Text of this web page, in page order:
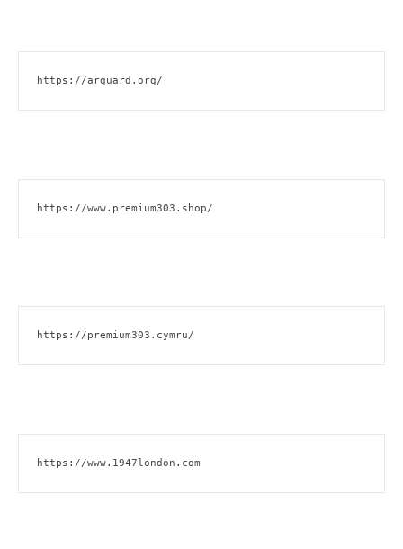
https://arguard.org/
https://www.premium303.shop/
https://premium303.cymru/
https://www.1947london.com